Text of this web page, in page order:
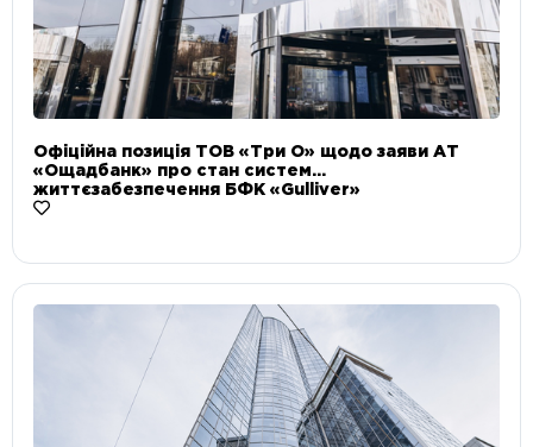
Офіційна позиція ТОВ «Три О» щодо заяви АТ
«Ощадбанк» про стан систем
життєзабезпечення БФК «Gulliver»